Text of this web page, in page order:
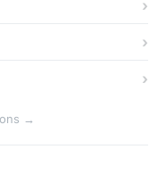
→